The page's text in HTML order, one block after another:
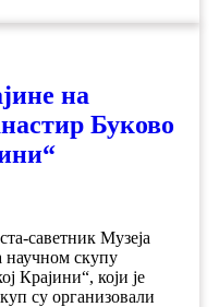
на
Буково
саветник Музеја
научном скупу
Крајини“, који је
су организовали